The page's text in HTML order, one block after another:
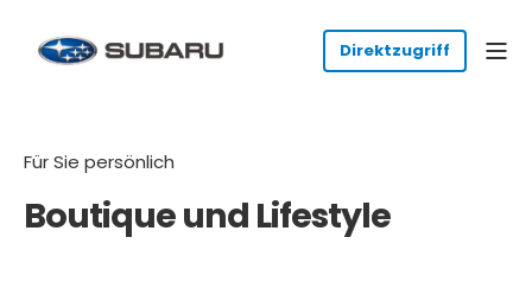
Für Sie persönlich
Boutique und Lifestyle